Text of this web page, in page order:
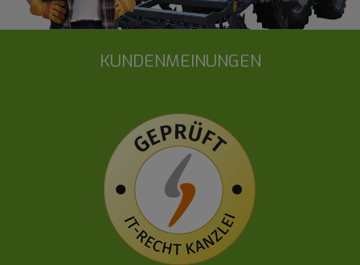
KUNDENMEINUNGEN